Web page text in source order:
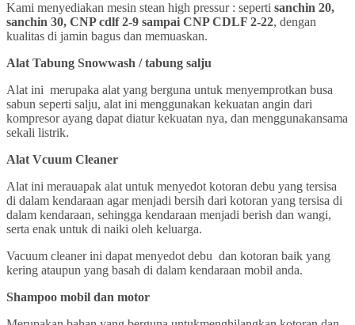
Kami menyediakan mesin stean high pressur : seperti sanchin 20,
sanchin 30, CNP cdlf 2-9 sampai CNP CDLF 2-22, dengan
kualitas di jamin bagus dan memuaskan.
Alat Tabung Snowwash / tabung salju
Alat ini merupaka alat yang berguna untuk menyemprotkan busa
sabun seperti salju, alat ini menggunakan kekuatan angin dari
kompresor ayang dapat diatur kekuatan nya, dan menggunakansama
sekali listrik.
Alat Vcuum Cleaner
Alat ini merauapak alat untuk menyedot kotoran debu yang tersisa
di dalam kendaraan agar menjadi bersih dari kotoran yang tersisa di
dalam kendaraan, sehingga kendaraan menjadi berish dan wangi,
serta enak untuk di naiki oleh keluarga.
Vacuum cleaner ini dapat menyedot debu dan kotoran baik yang
kering ataupun yang basah di dalam kendaraan mobil anda.
Shampoo mobil dan motor